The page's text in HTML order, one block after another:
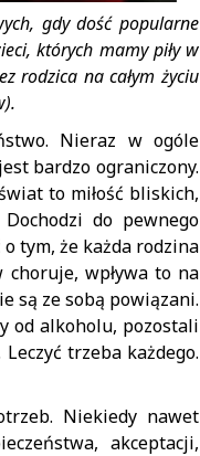
gdy dość popularne
których mamy piły w
rodzica na całym życiu
Nieraz w ogóle
bardzo ograniczony.
to miłość bliskich,
do pewnego
tym, że każda rodzina
choruje, wpływa to na
są ze sobą powiązani.
od alkoholu, pozostali
trzeba każdego.
Niekiedy nawet
akceptacji,